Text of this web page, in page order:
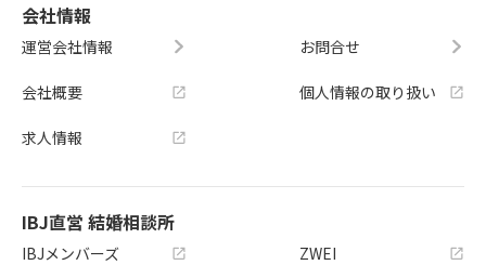
会社情報
運営会社情報
会社概要
求人情報
お問合せ
個人情報の取り扱い
IBJ直営 結婚相談所
IBJメンバーズ ZWEI